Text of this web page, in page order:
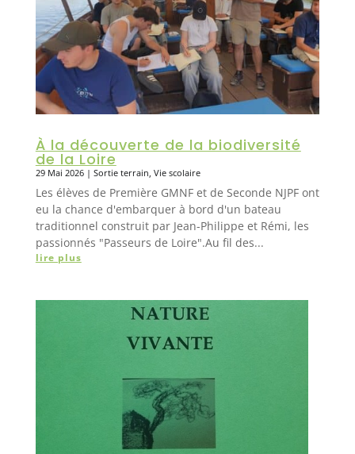
À la découverte de la biodiversité
de la Loire
29 Mai 2026| Sortie terrain, Vie scolaire
Les élèves de Première GMNF et de Seconde NJPF ont
eu la chance d'embarquer à bord d'un bateau
traditionnel construit par Jean-Philippe et Rémi, les
passionnés "Passeurs de Loire".Au fil des...
lire plus